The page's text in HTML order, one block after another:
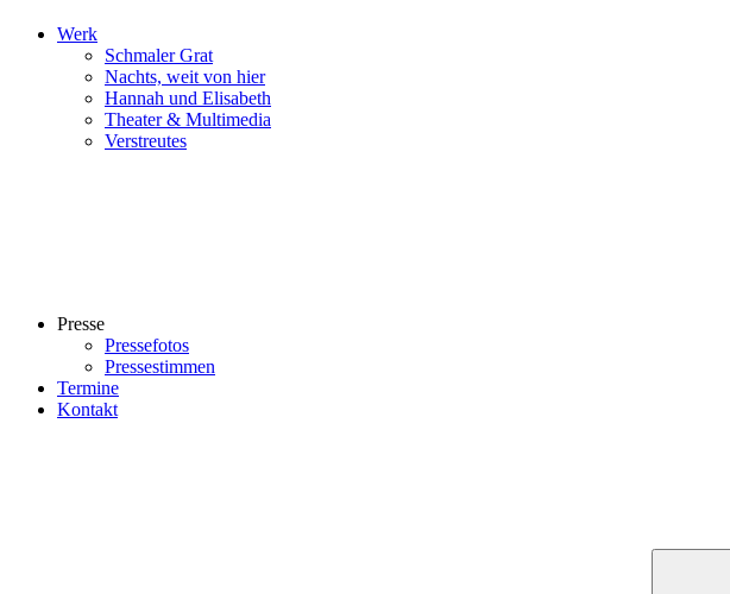
Werk
Schmaler Grat
Nachts, weit von hier
Hannah und Elisabeth
Theater & Multimedia
Verstreutes
Presse
Pressefotos
Pressestimmen
Termine
Kontakt